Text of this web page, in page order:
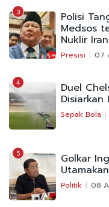
3 Polisi
Medsos
Nuklir Iran
Presisi 07
4 Duel
Disiarkan
Sepak Bola
5 Golkar
Politik 08